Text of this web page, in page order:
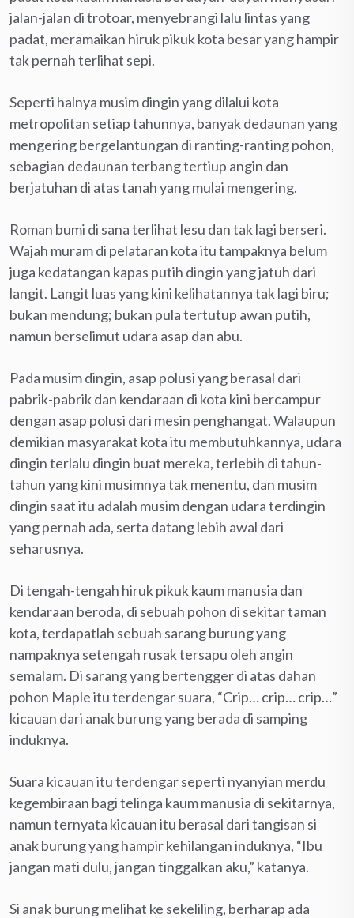
jalan-jalan di trotoar, menyebrangi lalu lintas yang
padat, meramaikan hiruk pikuk kota besar yang hampir
tak pernah terlihat sepi.
Seperti halnya musim dingin yang dilalui kota
metropolitan setiap tahunnya, banyak dedaunan yang
mengering bergelantungan di ranting-ranting pohon,
sebagian dedaunan terbang tertiup angin dan
berjatuhan di atas tanah yang mulai mengering.
Roman bumi di sana terlihat lesu dan tak lagi berseri.
Wajah muram di pelataran kota itu tampaknya belum
juga kedatangan kapas putih dingin yang jatuh dari
langit. Langit luas yang kini kelihatannya tak lagi biru;
bukan mendung; bukan pula tertutup awan putih,
namun berselimut udara asap dan abu.
Pada musim dingin, asap polusi yang berasal dari
pabrik-pabrik dan kendaraan di kota kini bercampur
dengan asap polusi dari mesin penghangat. Walaupun
demikian masyarakat kota itu membutuhkannya, udara
dingin terlalu dingin buat mereka, terlebih di tahun-
tahun yang kini musimnya tak menentu, dan musim
dingin saat itu adalah musim dengan udara terdingin
yang pernah ada, serta datang lebih awal dari
seharusnya.
Di tengah-tengah hiruk pikuk kaum manusia dan
kendaraan beroda, di sebuah pohon di sekitar taman
kota, terdapatlah sebuah sarang burung yang
nampaknya setengah rusak tersapu oleh angin
semalam. Di sarang yang bertengger di atas dahan
pohon Maple itu terdengar suara, “Crip… crip… crip…”
kicauan dari anak burung yang berada di samping
induknya.
Suara kicauan itu terdengar seperti nyanyian merdu
kegembiraan bagi telinga kaum manusia di sekitarnya,
namun ternyata kicauan itu berasal dari tangisan si
anak burung yang hampir kehilangan induknya, “Ibu
jangan mati dulu, jangan tinggalkan aku,” katanya.
Si anak burung melihat ke sekeliling, berharap ada